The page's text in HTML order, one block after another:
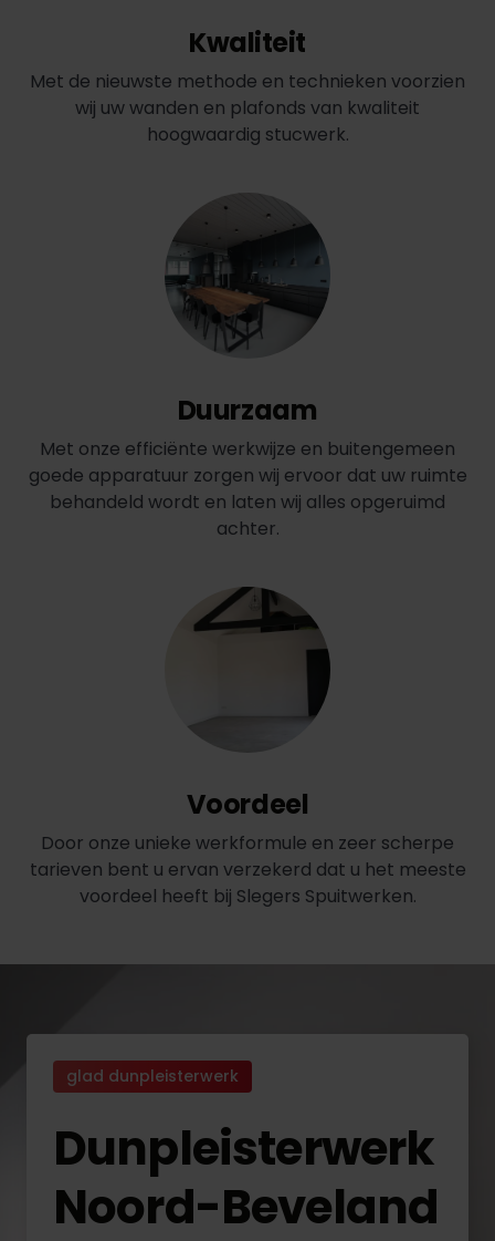
Kwaliteit
Met de nieuwste methode en technieken voorzien
wij uw wanden en plafonds van kwaliteit
hoogwaardig stucwerk.
Duurzaam
Met onze efficiënte werkwijze en buitengemeen
goede apparatuur zorgen wij ervoor dat uw ruimte
behandeld wordt en laten wij alles opgeruimd
achter.
Voordeel
Door onze unieke werkformule en zeer scherpe
tarieven bent u ervan verzekerd dat u het meeste
voordeel heeft bij Slegers Spuitwerken.
glad dunpleisterwerk
Dunpleisterwerk
Noord-Beveland